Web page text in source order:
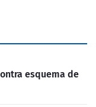
esquema de